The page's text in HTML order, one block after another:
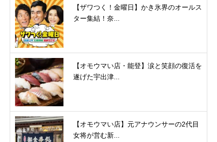
【ザワつく！金曜日】かき氷界のオールス
ター集結！奈...
【オモウマい店・能登】涙と笑顔の復活を
遂げた宇出津...
【オモウマい店】元アナウンサーの2代目
女将が営む新...